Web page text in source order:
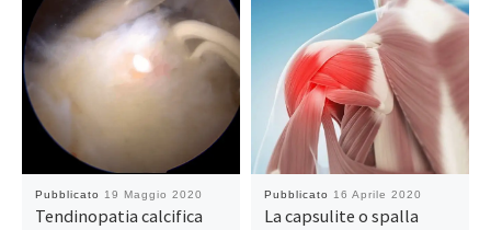
Pubblicato 19 Maggio 2020
Tendinopatia calcifica
Pubblicato 16 Aprile 2020
La capsulite o spalla